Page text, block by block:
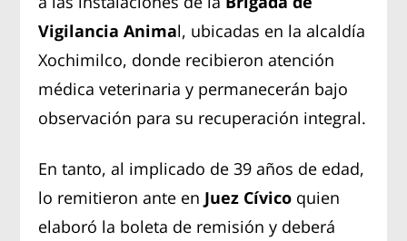
Vigilancia Animal, ubicadas en la alcaldía
Xochimilco, donde recibieron atención
médica veterinaria y permanecerán bajo
observación para su recuperación integral.
En tanto, al implicado de 39 años de edad,
lo remitieron ante en Juez Cívico quien
elaboró la boleta de remisión y deberá